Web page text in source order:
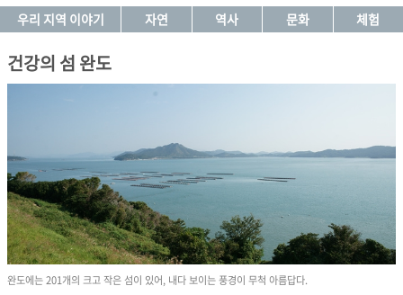
우리 지역 이야기 자연 역사 문화 체험
건강의 섬 완도
완도에는 201개의 크고 작은 섬이 있어, 내다 보이는 풍경이 무척 아름답다.